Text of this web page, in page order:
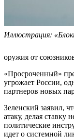
Иллюстрация:
оружия от
«Просроченный»
угрожает России,
партнеров новых
Зеленский заявил,
атаку, делая ставку
политические
идет о системной